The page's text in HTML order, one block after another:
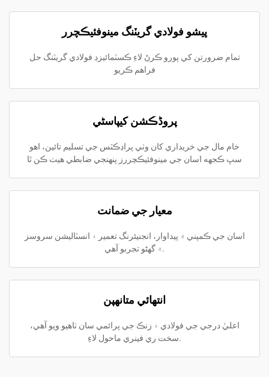
پيشو فولادي گريٽنگ مينوفئيڪچرر
تمام ضرورتن کي پورو ڪرڻ لاءِ ڪسٽمائيزڊ فولادي گريٽنگ حل
فراهم ڪريو
پروڈڪشن کيپاسٹي
خام مال جي خريداري کان وٺي پراڊڪٽس جي تسليم تائين، اهو
سڀ ڪجهه اسان جي مينوفئيڪچررز پنهنجي ضابطي هيٺ ڪن ٿا
معيار جي ضمانت
اسان جي ڪمپني ۾ پيداوار، انجنيئرنگ تعمير ۽ انسٽاليشن سروسز
۾ گهڻو تجربو آهي.
انتهائي متانهپن
اعليٰ درجي جي فولادي ۽ زنڪ جي پرائمي سان ٺاهيو ويو آهي،
سخت ري فينري ماحول لاءِ.